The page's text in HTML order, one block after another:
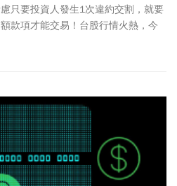
只要投資人發生1次違約交割，就要
款項才能交易！台股行情火熱，今
違約交割事件也跟著攀升。截至今
割的制度是第1次違約只會給予通
預收足額款券，不過，隨著台股成
新措施，未來投資人只要發生1次違
」處置，也就是下單時都必須預先
意即喪失「T+2」延後扣款的便利